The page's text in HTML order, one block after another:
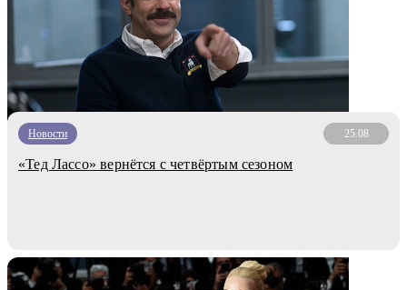
Новости 25.08
«Тед Лассо» вернётся с четвёртым сезоном